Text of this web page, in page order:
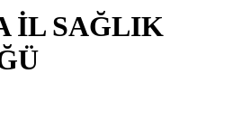
İL SAĞLIK